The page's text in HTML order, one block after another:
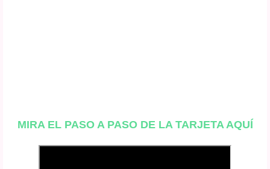
MIRA EL PASO A PASO DE LA TARJETA AQUÍ